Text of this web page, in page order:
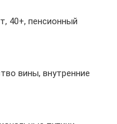
40+, пенсионный
вины, внутренние